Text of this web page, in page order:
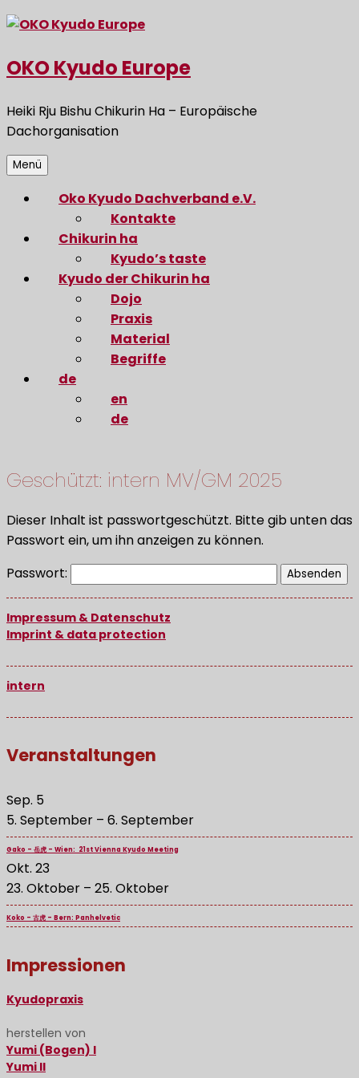
Zum
Inhalt
OKO Kyudo Europe
Heiki Rju Bishu Chikurin Ha – Europäische
Dachorganisation
Menü
Oko Kyudo Dachverband e.V.
Kontakte
Chikurin ha
Kyudo’s taste
Kyudo der Chikurin ha
Dojo
Praxis
Material
Begriffe
de
en
de
Geschützt: intern MV/GM 2025
Dieser Inhalt ist passwortgeschützt. Bitte gib unten das
Passwort ein, um ihn anzeigen zu können.
Passwort:
Impressum & Datenschutz
Imprint & data protection
intern
Veranstaltungen
Sep. 5
5. September – 6. September
Gako – 岳虎 – Wien: 21st Vienna Kyudo Meeting
Okt. 23
23. Oktober – 25. Oktober
Koko – 古虎 – Bern: Panhelvetic
Impressionen
Kyudopraxis
herstellen von
Yumi (Bogen) I
Yumi II